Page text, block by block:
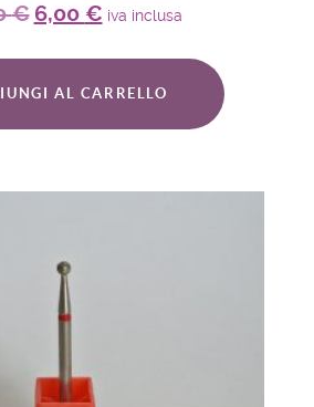
€ 6,00 € iva inclusa
AL CARRELLO